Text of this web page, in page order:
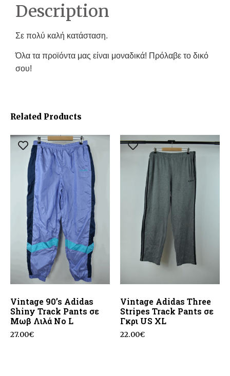
Description
Σε πολύ καλή κατάσταση.
Όλα τα προϊόντα μας είναι μοναδικά! Πρόλαβε το δικό
σου!
Related Products
Vintage 90’s Adidas
Shiny Track Pants σε
Μωβ Λιλά No L
27.00€
Vintage Adidas Three
Stripes Track Pants σε
Γκρι US XL
22.00€